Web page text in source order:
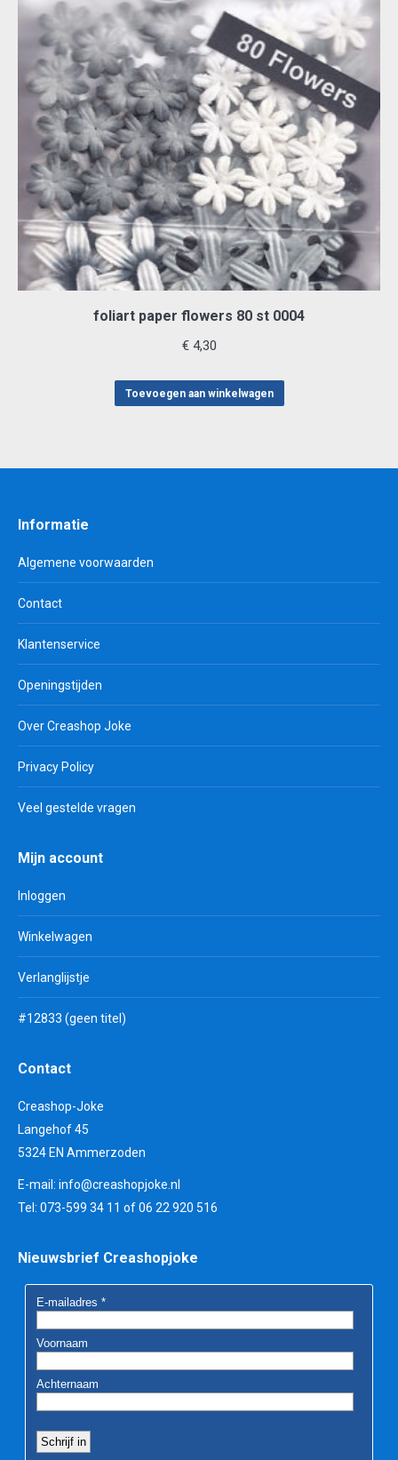
foliart paper flowers 80 st 0004
€4,30
Toevoegen aan winkelwagen
Informatie
Algemene voorwaarden
Contact
Klantenservice
Openingstijden
Over Creashop Joke
Privacy Policy
Veel gestelde vragen
Mijn account
Inloggen
Winkelwagen
Verlanglijstje
#12833 (geen titel)
Contact
Creashop-Joke
Langehof 45
5324 EN Ammerzoden
E-mail: info@creashopjoke.nl
Tel: 073-599 34 11 of 06 22 920 516
Nieuwsbrief Creashopjoke